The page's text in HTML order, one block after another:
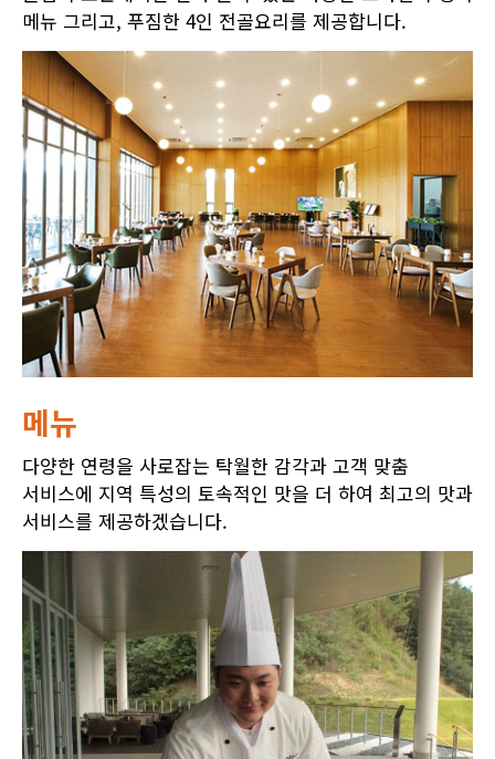
메뉴 그리고, 푸짐한 4인 전골요리를 제공합니다.
메뉴
다양한 연령을 사로잡는 탁월한 감각과 고객 맞춤
서비스에 지역 특성의 토속적인 맛을 더 하여 최고의 맛과
서비스를 제공하겠습니다.